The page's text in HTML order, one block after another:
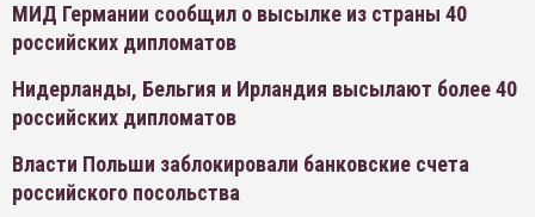
МИД Германии сообщил о высылке из страны 40
российских дипломатов
Нидерланды, Бельгия и Ирландия высылают более 40
российских дипломатов
Власти Польши заблокировали банковские счета
российского посольства